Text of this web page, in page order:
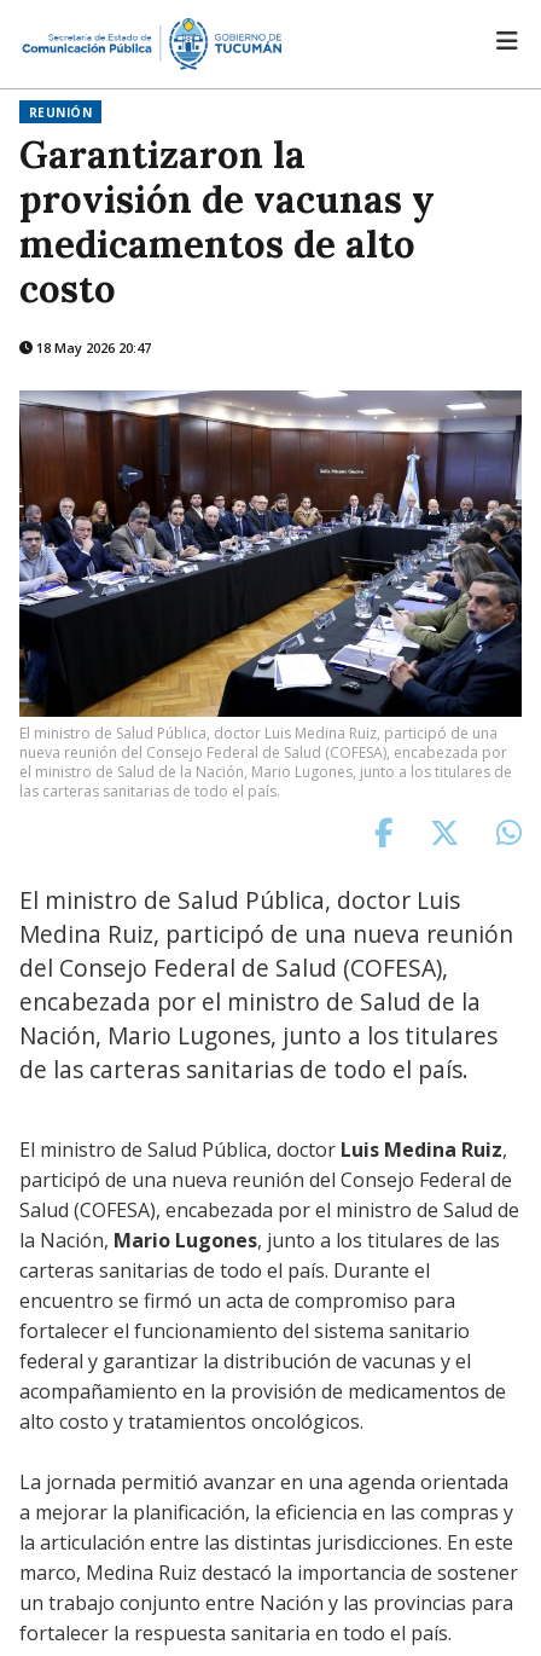
REUNIÓN
Garantizaron la
provisión de vacunas y
medicamentos de alto
costo
18 May 2026 20:47
El ministro de Salud Pública, doctor Luis Medina Ruiz, participó de una
nueva reunión del Consejo Federal de Salud (COFESA), encabezada por
el ministro de Salud de la Nación, Mario Lugones, junto a los titulares de
las carteras sanitarias de todo el país.
El ministro de Salud Pública, doctor Luis
Medina Ruiz, participó de una nueva reunión
del Consejo Federal de Salud (COFESA),
encabezada por el ministro de Salud de la
Nación, Mario Lugones, junto a los titulares
de las carteras sanitarias de todo el país.
El ministro de Salud Pública, doctor Luis Medina Ruiz,
participó de una nueva reunión del Consejo Federal de
Salud (COFESA), encabezada por el ministro de Salud de
la Nación, Mario Lugones, junto a los titulares de las
carteras sanitarias de todo el país. Durante el
encuentro se firmó un acta de compromiso para
fortalecer el funcionamiento del sistema sanitario
federal y garantizar la distribución de vacunas y el
acompañamiento en la provisión de medicamentos de
alto costo y tratamientos oncológicos.
La jornada permitió avanzar en una agenda orientada
a mejorar la planificación, la eficiencia en las compras y
la articulación entre las distintas jurisdicciones. En este
marco, Medina Ruiz destacó la importancia de sostener
un trabajo conjunto entre Nación y las provincias para
fortalecer la respuesta sanitaria en todo el país.